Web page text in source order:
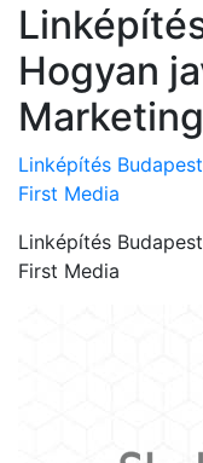
Hogyan
Linképítés
First Media
Linképítés
First Media